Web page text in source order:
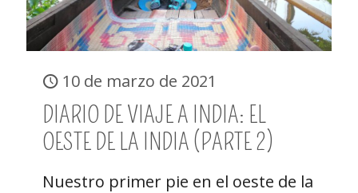
10 de marzo de 2021
DIARIO DE VIAJE A INDIA: EL
OESTE DE LA INDIA (PARTE 2)
Nuestro primer pie en el oeste de la